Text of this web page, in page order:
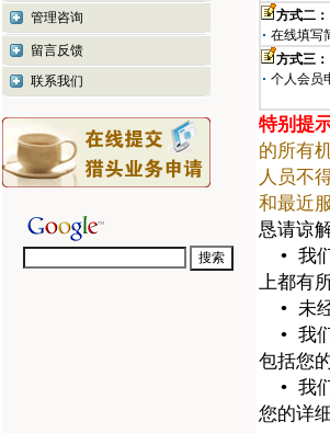
管理咨询
留言反馈
联系我们
方式二：
在线填写
方式三：
个人会员
特别提
的所有
人员不
和最近
恳请谅
• 我们
上都有
• 未经
• 我们
包括您
• 我们
您的详